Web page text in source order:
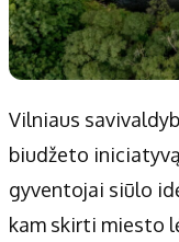
Vilniaus
biudžeto
gyventojai siūlo
kam skirti miesto